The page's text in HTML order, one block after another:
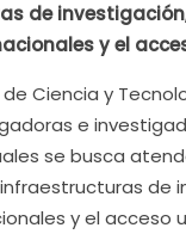
de
y el
de Ciencia y
e
se busca
de
y el acceso